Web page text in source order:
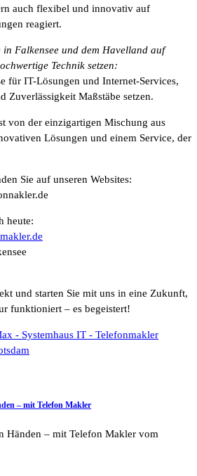
auch flexibel und innovativ auf
reagiert.
in Falkensee und dem Havelland auf
Technik setzen:
für IT-Lösungen und Internet-Services,
Zuverlässigkeit Maßstäbe setzen.
von der einzigartigen Mischung aus
Lösungen und einem Service, der
Sie auf unseren Websites:
heute:
und starten Sie mit uns in eine Zukunft,
funktioniert – es begeistert!
– mit Telefon Makler
Händen – mit Telefon Makler vom